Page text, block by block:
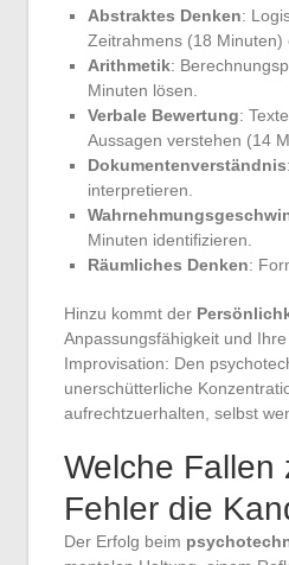
Abstraktes Denken:
Zeitrahmens (18 Minuten)
Arithmetik:
Minuten lösen.
Verbale Bewertung:
Aussagen verstehen (14
Dokumentenverständnis
interpretieren.
Minuten identifizieren.
Räumliches Denken:
Hinzu kommt der
Anpassungsfähigkeit und
Improvisation: Den
unerschütterliche
aufrechtzuerhalten, selbst
Welche Fallen
Fehler die
Der Erfolg beim